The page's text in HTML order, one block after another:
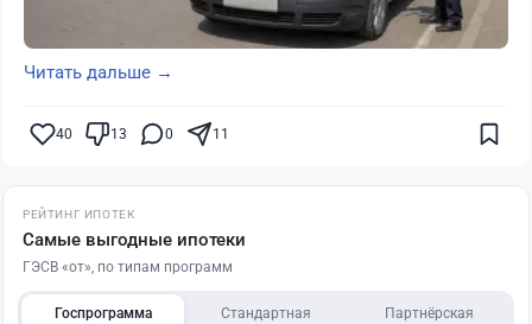
Читать дальше →
40 13 0 11
РЕЙТИНГ ИПОТЕК
Самые выгодные ипотеки
ГЭСВ «от», по типам программ
Госпрограмма Стандартная Партнёрская